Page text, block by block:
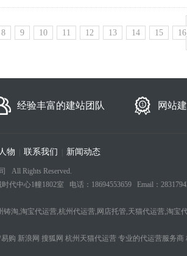
8 9 10 11 12 13 14 15 16
经验丰富的建站团队 网站
人物 联系我们 新闻动态
All Rights Reserved.
代中心1幢1802室 电话：18694553659 Email：
淘,淘宝代运营,杭州代运营,网店托管,天猫代运营,淘
购 新浪网 搜狐网 杭州天猫代运营 专业的代运营服务商